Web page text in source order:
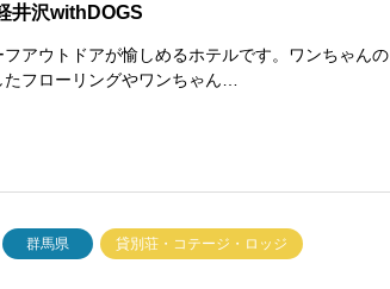
井沢withDOGS
アウトドアが愉しめるホテルです。ワンちゃんの
フローリングやワンちゃん…
群馬県 貸別荘・コテージ・ロッジ